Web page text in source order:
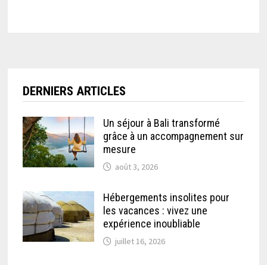
DERNIERS ARTICLES
Un séjour à Bali transformé
grâce à un accompagnement sur
mesure
août 3, 2026
Hébergements insolites pour
les vacances : vivez une
expérience inoubliable
juillet 16, 2026